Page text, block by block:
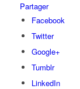
Partager
Facebook
Twitter
Google+
Tumblr
LinkedIn